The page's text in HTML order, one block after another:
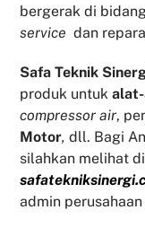
bergerak di
service dan
Safa Teknik
produk untuk
compressor air,
Motor, dll. Bagi
silahkan melihat
admin